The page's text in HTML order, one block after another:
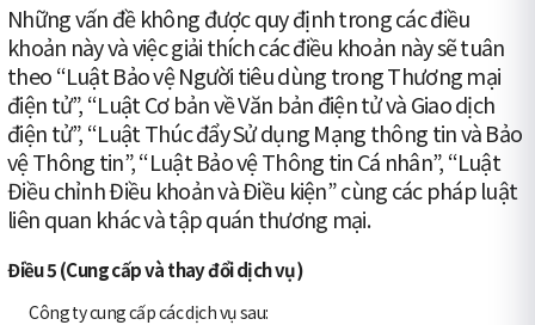
Những vấn đề không được quy định trong các điều
khoản này và việc giải thích các điều khoản này sẽ tuân
theo “Luật Bảo vệ Người tiêu dùng trong Thương mại
điện tử”, “Luật Cơ bản về Văn bản điện tử và Giao dịch
điện tử”, “Luật Thúc đẩy Sử dụng Mạng thông tin và Bảo
vệ Thông tin”, “Luật Bảo vệ Thông tin Cá nhân”, “Luật
Điều chỉnh Điều khoản và Điều kiện” cùng các pháp luật
liên quan khác và tập quán thương mại.
Điều 5 (Cung cấp và thay đổi dịch vụ)
Công ty cung cấp các dịch vụ sau: